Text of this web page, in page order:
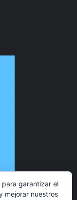
garantizar el
mejorar nuestros